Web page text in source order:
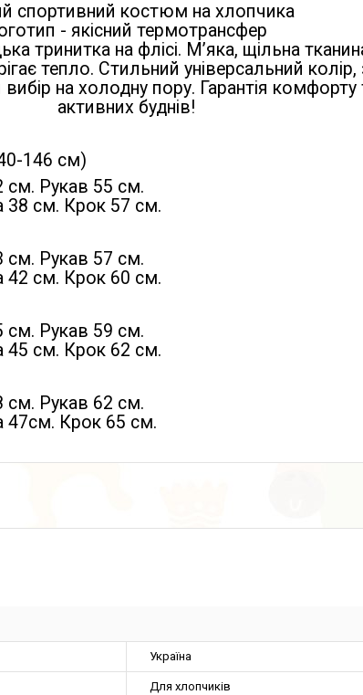
спортивний костюм на хлопчика
- якісний термотрансфер
тринитка на флісі. М’яка, щільна
тепло. Стильний універсальний колір,
на холодну пору. Гарантія комфорту
активних буднів!
146 см)
Рукав 55 см.
38 см. Крок 57 см.
Рукав 57 см.
42 см. Крок 60 см.
Рукав 59 см.
45 см. Крок 62 см.
Рукав 62 см.
47см. Крок 65 см.
Україна
Для хлопчиків